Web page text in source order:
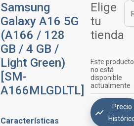
Samsung
Galaxy A16 5G
(A166 / 128
GB / 4 GB /
Light Green)
[SM-
A166MLGDLTL]
Características
Elige
tu
tienda
Este producto
no está
disponible
actualmente
Precio